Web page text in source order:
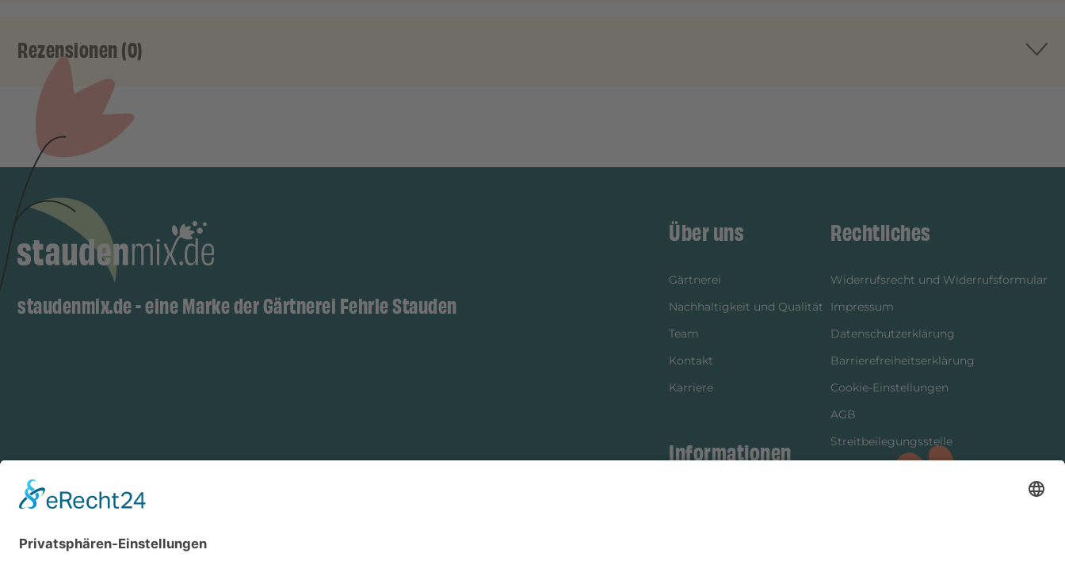
Rezensionen (0)
staudenmix.de - eine Marke der Gärtnerei Fehrle Stauden
Zahlungsarten
Über uns
Gärtnerei
Nachhaltigkeit und Qualität
Team
Kontakt
Karriere
Informationen
Rechtliches
Widerrufsrecht und Widerrufsformular
Impressum
Datenschutzerklärung
Barrierefreiheitserklärung
Cookie-Einstellungen
AGB
Streitbeilegungsstelle